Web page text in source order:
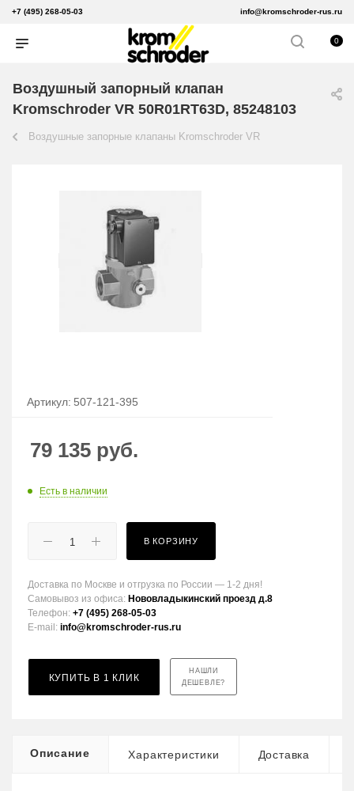
+7 (495) 268-05-03 info@kromschroder-rus.ru
0
Воздушный запорный клапан
Kromschroder VR 50R01RT63D, 85248103
Воздушные запорные клапаны Kromschroder VR
Артикул: 507-121-395
79 135 руб.
Есть в наличии
В КОРЗИНУ
Доставка по Москве и отгрузка по России — 1-2 дня!
Самовывоз из офиса: Нововладыкинский проезд д.8
Телефон: +7 (495) 268-05-03
E-mail: info@kromschroder-rus.ru
КУПИТЬ В 1 КЛИК
НАШЛИ
ДЕШЕВЛЕ?
Описание Характеристики Доставка